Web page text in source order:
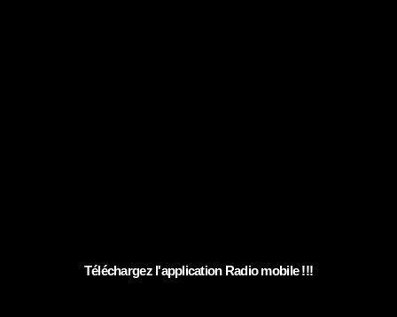
Téléchargez l'application Radio mobile !!!